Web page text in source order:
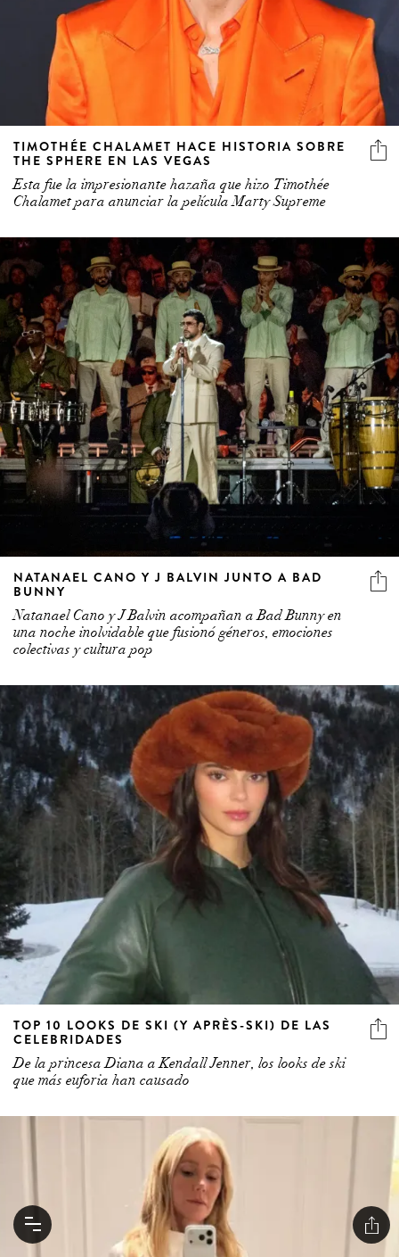
TIMOTHÉE CHALAMET HACE HISTORIA SOBRE
THE SPHERE EN LAS VEGAS
Esta fue la impresionante hazaña que hizo Timothée
Chalamet para anunciar la película Marty Supreme
NATANAEL CANO Y J BALVIN JUNTO A BAD
BUNNY
Natanael Cano y J Balvin acompañan a Bad Bunny en
una noche inolvidable que fusionó géneros, emociones
colectivas y cultura pop
TOP 10 LOOKS DE SKI (Y APRÈS-SKI) DE LAS
CELEBRIDADES
De la princesa Diana a Kendall Jenner, los looks de ski
que más euforia han causado